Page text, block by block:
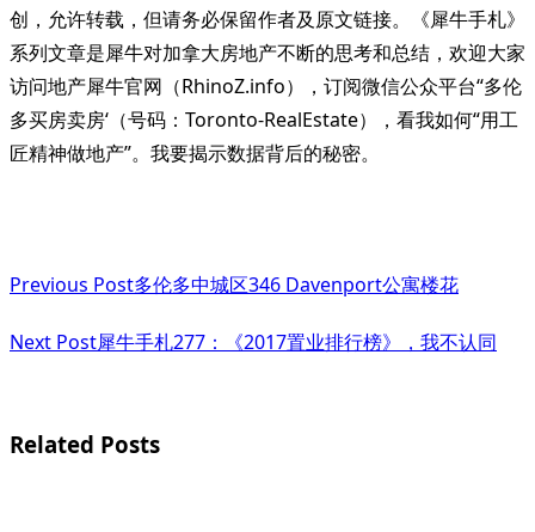
创，允许转载，但请务必保留作者及原文链接。《犀牛手札》
系列文章是犀牛对加拿大房地产不断的思考和总结，欢迎大家
访问地产犀牛官网（RhinoZ.info），订阅微信公众平台“多伦
多买房卖房‘（号码：Toronto-RealEstate），看我如何“用工
匠精神做地产”。我要揭示数据背后的秘密。
class="nav-
subtitle
reader-
Previous Post多伦多中城区346 Davenport公寓楼花
Next Post犀牛手札277：《2017置业排行榜》，我不认同
Related Posts